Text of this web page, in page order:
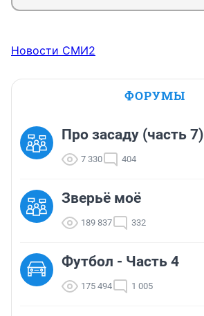
Новости СМИ2
ФОРУМЫ
Про засаду (часть 7)
7 330 404
Зверьё моё
189 837 332
Футбол - Часть 4
175 494 1 005